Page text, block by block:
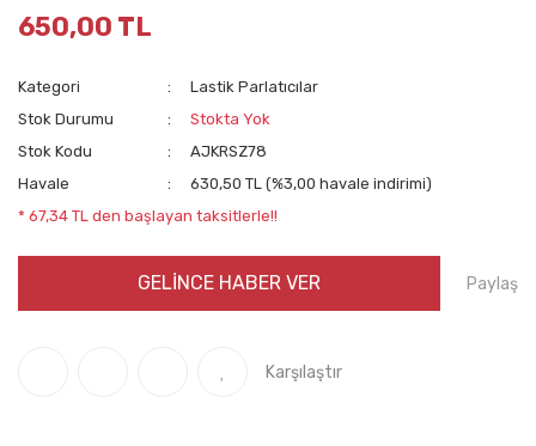
650,00 TL
Kategori
Lastik Parlatıcılar
Stok Durumu
Stokta Yok
Stok Kodu
AJKRSZ78
Havale
630,50 TL (%3,00 havale indirimi)
* 67,34 TL den başlayan taksitlerle!!
GELİNCE HABER VER Paylaş
Karşılaştır